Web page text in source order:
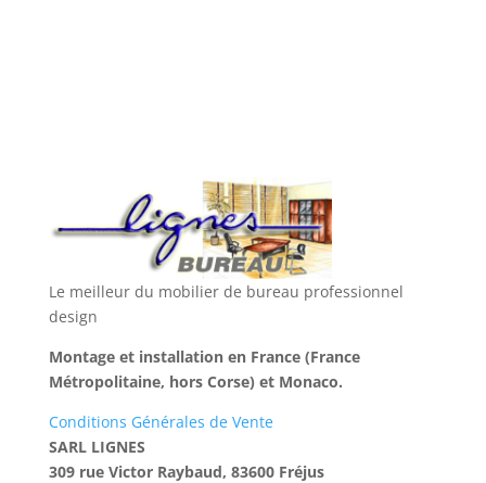
Le meilleur du mobilier de bureau professionnel
design
Montage et installation en France (France
Métropolitaine, hors Corse) et Monaco.
Conditions Générales de Vente
SARL LIGNES
309 rue Victor Raybaud, 83600 Fréjus